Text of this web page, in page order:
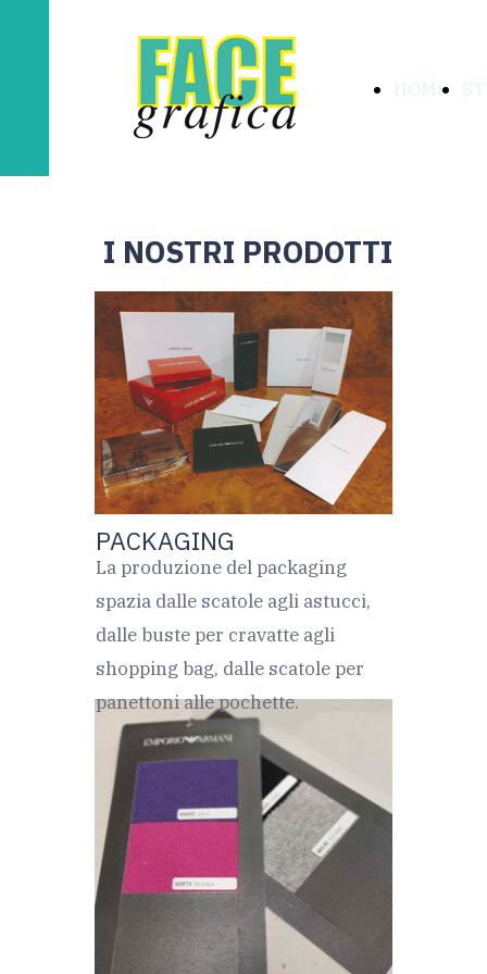
HOME
I NOSTRI PRODOTTI
PACKAGING
La produzione del packaging
spazia dalle scatole agli astucci,
dalle buste per cravatte agli
shopping bag, dalle scatole per
panettoni alle pochette.